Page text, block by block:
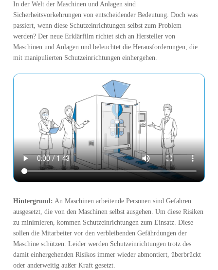
In der Welt der Maschinen und Anlagen sind
Sicherheitsvorkehrungen von entscheidender Bedeutung. Doch was
passiert, wenn diese Schutzeinrichtungen selbst zum Problem
werden? Der neue Erklärfilm richtet sich an Hersteller von
Maschinen und Anlagen und beleuchtet die Herausforderungen, die
mit manipulierten Schutzeinrichtungen einhergehen.
Hintergrund: An Maschinen arbeitende Personen sind Gefahren
ausgesetzt, die von den Maschinen selbst ausgehen. Um diese Risiken
zu minimieren, kommen Schutzeinrichtungen zum Einsatz. Diese
sollen die Mitarbeiter vor den verbleibenden Gefährdungen der
Maschine schützen. Leider werden Schutzeinrichtungen trotz des
damit einhergehenden Risikos immer wieder abmontiert, überbrückt
oder anderweitig außer Kraft gesetzt.